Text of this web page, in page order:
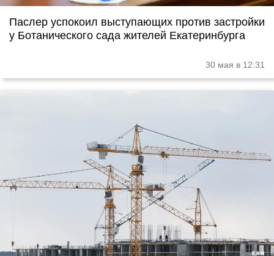
Паслер успокоил выступающих против застройки
у Ботанического сада жителей Екатеринбурга
30 мая в 12:31